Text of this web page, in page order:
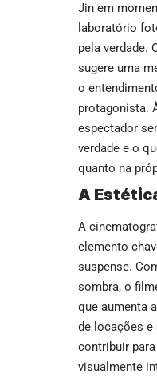
Jin em
laboratório
pela verdade.
sugere uma
o
protagonista.
espectador
verdade e o
quanto na
A
A
elemento
suspense.
sombra, o
que aumenta
de locações e
contribuir
visualmente